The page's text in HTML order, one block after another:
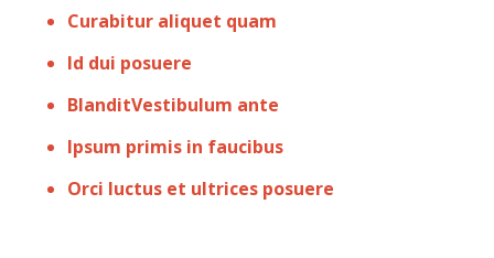
Curabitur aliquet quam
Id dui posuere
BlanditVestibulum ante
Ipsum primis in faucibus
Orci luctus et ultrices posuere